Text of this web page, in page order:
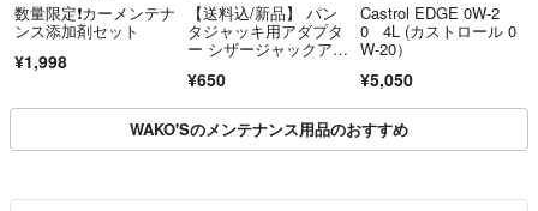
数量限定❗カーメンテナ
ンス添加剤セット
¥1,998
【送料込/新品】 パン
タジャッキ用アダプタ
ー シザージャックアダ
ー タイヤ交換 工具 ㉓
¥650
Castrol EDGE 0W-2
0 4L (カストロール 0
W-20）
¥5,050
WAKO'Sのメンテナンス用品のおすすめ